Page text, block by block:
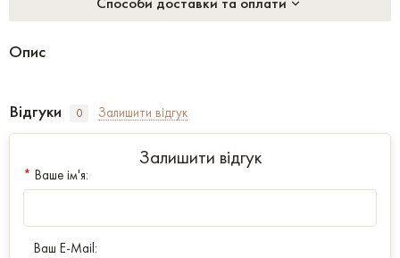
Опис
Відгуки 0 Залишити відгук
Залишити відгук
* Ваше ім'я:
Ваш E-Mail: